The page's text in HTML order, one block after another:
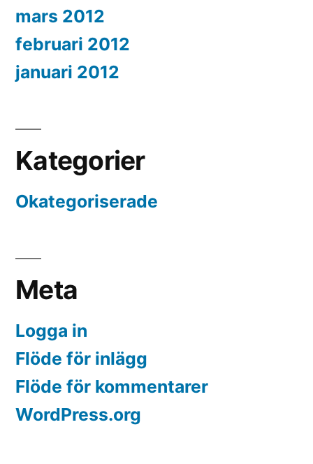
mars 2012
februari 2012
januari 2012
Kategorier
Okategoriserade
Meta
Logga in
Flöde för inlägg
Flöde för kommentarer
WordPress.org